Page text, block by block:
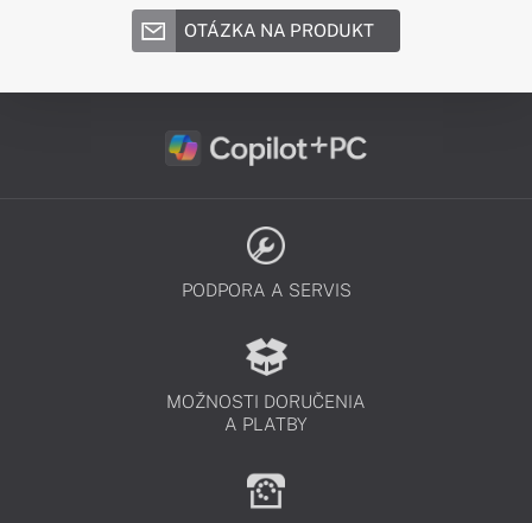
OTÁZKA NA PRODUKT
PODPORA A SERVIS
MOŽNOSTI DORUČENIA
A PLATBY